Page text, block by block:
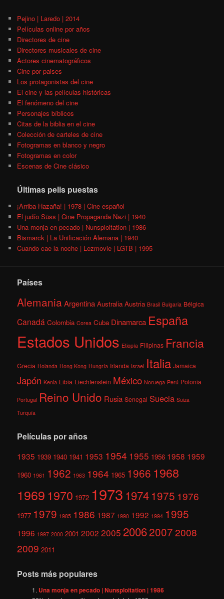
Pejino | Laredo | 2014
Películas online por años
Directores de cine
Directores musicales de cine
Actores cinematográficos
Cine por paises
Los protagonistas del cine
El cine y las películas históricas
El fenómeno del cine
Personajes bíblicos
Citas de la biblia en el cine
Colección de carteles de cine
Fotogramas en blanco y negro
Fotogramas en color
Escenas de Cine clásico
Últimas pelis puestas
¡Arriba Hazaña! | 1978 | Cine español
El judío Süss | Cine Propaganda Nazi | 1940
Una monja en pecado | Nunsploitation | 1986
Bismarck | La Unificación Alemana | 1940
Cuando cae la noche | Lezmovie | LGTB | 1995
Países
AlemaniaArgentina Australia Austria Brasil Bulgaria Bélgica
Canadá Colombia Corea Cuba Dinamarca España
Estados Unidos Etiopía Filipinas Francia
Grecia Holanda Hong Kong Hungría Irlanda Israel Italia Jamaica
Japón Kenia Libia Liechtenstein México Noruega Perú Polonia
Portugal Reino Unido Rusia Senegal Suecia Suiza
Turquía
Películas por años
1935 1939 1940 1941 1953 1954 1955 1956 1958 1959
1960 1961 1962 1963 1964 1965 1966 1968
1969 1970 1972 1973 1974 1975 1976
1977 1979 1985 1986 1987 1990 1992 1994 1995
1996 1997 2000 2001 2002 2005 200620072008
2009 2011
Posts más populares
Una monja en pecado | Nunsploitation | 1986